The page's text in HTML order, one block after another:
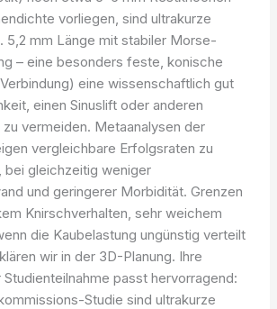
vorliegen, sind ultrakurze
5,2 mm Länge mit stabiler Morse-
– eine besonders feste, konische
eine wissenschaftlich gut
einen Sinuslift oder anderen
vermeiden. Metaanalysen der
vergleichbare Erfolgsraten zu
bei gleichzeitig weniger
und geringerer Morbidität. Grenzen
Knirschverhalten, sehr weichem
die Kaubelastung ungünstig verteilt
wir in der 3D-Planung. Ihre
passt hervorragend:
Studie sind ultrakurze